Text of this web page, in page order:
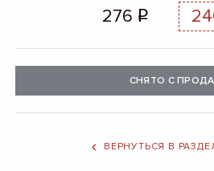
276 q
СНЯТО С
ВЕРНУТЬСЯ В